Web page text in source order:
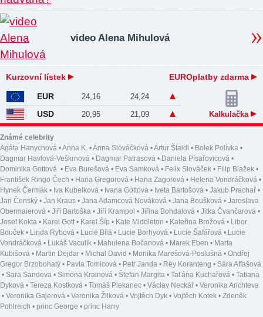
video Alena Mihulová
Kurzovní lístek EUROplatby zdarma
EUR 24,16 24,24
USD 20,95 21,09 Kalkulačka
Známé celebrity
Agáta Hanychová •Anna K. •Anna Slováčková •Artur Štaidl • Bolek Polívka •
Dagmar Havlová-Veškrnová • Dagmar Patrasová • Daniela Písařovicová •
Dominika Gottová • Eva Burešová • Eva Samková • Felix Slováček • Filip Blažek •
František Ringo Čech • Hana Gregorová • Hana Zagorová • Helena Vondráčková •
Hynek Čermák • Iva Kubelková • Ivana Gottová • Iveta Bartošová • Jakub Prachař •
Jan Čenský • Jan Kraus • Jana Adamcová Nováková • Jana Boušková • Jaroslava
Obermaierová • Jiří Bartoška • Jiří Krampol • Jiřina Bohdalová • Jitka Čvančarová •
Josef Kokta • Karel Gott • Karel Šíp • Kate Middleton • Kateřina Brožová • Libor
Bouček • Linda Rybová • Lucie Bílá • Lucie Borhyová • Lucie Šafářová • Lucie
Vondráčková • Lukáš Vaculík • Mahulena Bočanová • Marek Eben • Marta
Kubišová • Martin Dejdar • Michal David • Monika Marešová-Poslušná • Ondřej
Gregor Brzobohatý • Pavla Tomicová • Petr Janda • Rey Koranteng • Sára Affašová
• Sara Sandeva • Simona Krainová • Štefan Margita • Taťána Kuchařová • Tatiana
Dyková • Tereza Kostková • Tomáš Plekanec • Václav Neckář • Veronika Arichteva
• Veronika Gajerová • Veronika Žilková • Vojtěch Dyk • Vojtěch Kotek • Zdeněk
Pohlreich • princ George • princ Harry